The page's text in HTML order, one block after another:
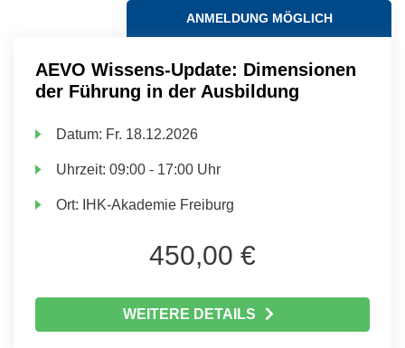
ANMELDUNG MÖGLICH
AEVO Wissens-Update: Dimensionen
der Führung in der Ausbildung
Datum: Fr. 18.12.2026
Uhrzeit:09:00 - 17:00 Uhr
Ort: IHK-Akademie Freiburg
450,00 €
WEITERE DETAILS